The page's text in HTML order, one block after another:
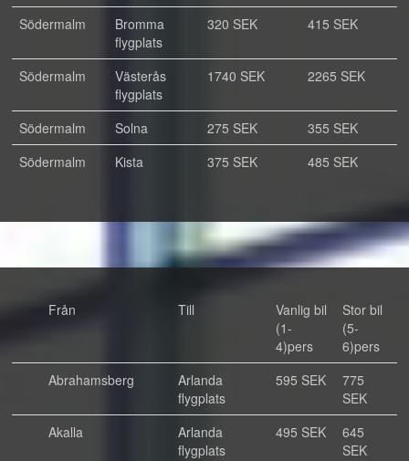
Södermalm
Bromma
flygplats
320 SEK 415 SEK
Södermalm
Västerås
flygplats
1740 SEK 2265 SEK
Södermalm Solna 275 SEK
355 SEK
Södermalm
Kista 375 SEK 485 SEK
Från Till
Vanlig bil
(1-
4)pers
Stor bil
(5-
6)pers
Abrahamsberg
Arlanda
flygplats
595 SEK
775
SEK
Akalla
Arlanda
flygplats
495 SEK
645
SEK